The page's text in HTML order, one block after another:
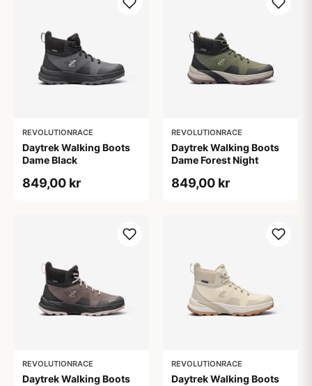
REVOLUTIONRACE
Daytrek Walking Boots
Dame Black
849,00 kr
REVOLUTIONRACE
Daytrek Walking Boots
Dame Forest Night
849,00 kr
REVOLUTIONRACE
Daytrek Walking Boots
REVOLUTIONRACE
Daytrek Walking Boots